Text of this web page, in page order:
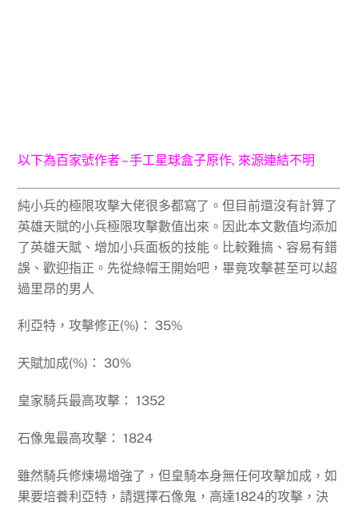
以下為百家號作者 – 手工星球盒子原作, 來源連結不明
純小兵的極限攻擊大佬很多都寫了。但目前還沒有計算了
英雄天賦的小兵極限攻擊數值出來。因此本文數值均添加
了英雄天賦、增加小兵面板的技能。比較難搞、容易有錯
誤、歡迎指正。先從綠帽王開始吧，畢竟攻擊甚至可以超
過里昂的男人
利亞特，攻擊修正(%)： 35%
天賦加成(%)： 30%
皇家騎兵最高攻擊： 1352
石像鬼最高攻擊： 1824
雖然騎兵修煉場增強了，但皇騎本身無任何攻擊加成，如
果要培養利亞特，請選擇石像鬼，高達1824的攻擊，決